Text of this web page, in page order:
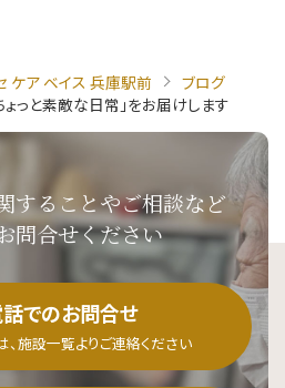
ケア ベイス 兵庫駅前
ブログ
っと素敵な日常」をお届けします
することやご相談など
問合せください
でのお問合せ
施設一覧よりご連絡ください